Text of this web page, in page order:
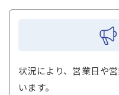
状況により、営業日や
います。